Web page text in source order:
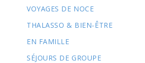
VOYAGES DE NOCE
THALASSO & BIEN-ÊTRE
EN FAMILLE
SÉJOURS DE GROUPE